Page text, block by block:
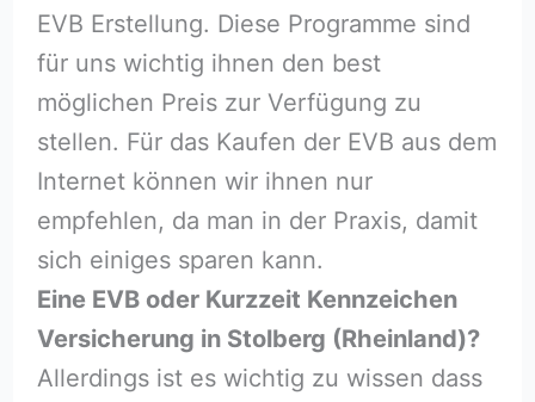
EVB Erstellung. Diese Programme sind
für uns wichtig ihnen den best
möglichen Preis zur Verfügung zu
stellen. Für das Kaufen der EVB aus dem
Internet können wir ihnen nur
empfehlen, da man in der Praxis, damit
sich einiges sparen kann.
Eine EVB oder Kurzzeit Kennzeichen
Versicherung in Stolberg (Rheinland)?
Allerdings ist es wichtig zu wissen dass